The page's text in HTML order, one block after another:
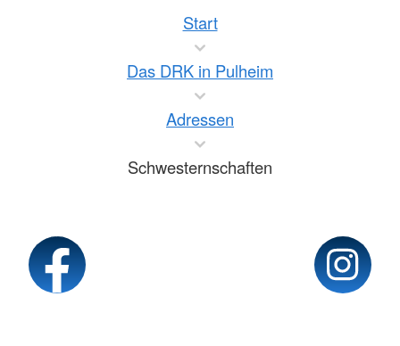
Start
Das DRK in Pulheim
Adressen
Schwesternschaften